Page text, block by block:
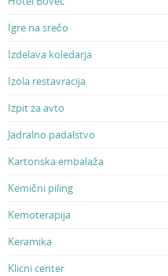
Igre na srečo
Izdelava koledarja
Izola restavracija
Izpit za avto
Jadralno padalstvo
Kartonska embalaža
Kemični piling
Kemoterapija
Keramika
Klicni center